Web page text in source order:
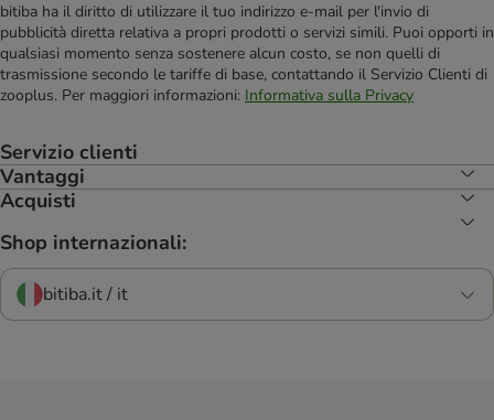
bitiba ha il diritto di utilizzare il tuo indirizzo e-mail per l'invio di
pubblicità diretta relativa a propri prodotti o servizi simili. Puoi opporti in
qualsiasi momento senza sostenere alcun costo, se non quelli di
trasmissione secondo le tariffe di base, contattando il Servizio Clienti di
zooplus. Per maggiori informazioni: Informativa sulla Privacy
Servizio clienti
Vantaggi
Acquisti
Shop internazionali:
bitiba.it / it